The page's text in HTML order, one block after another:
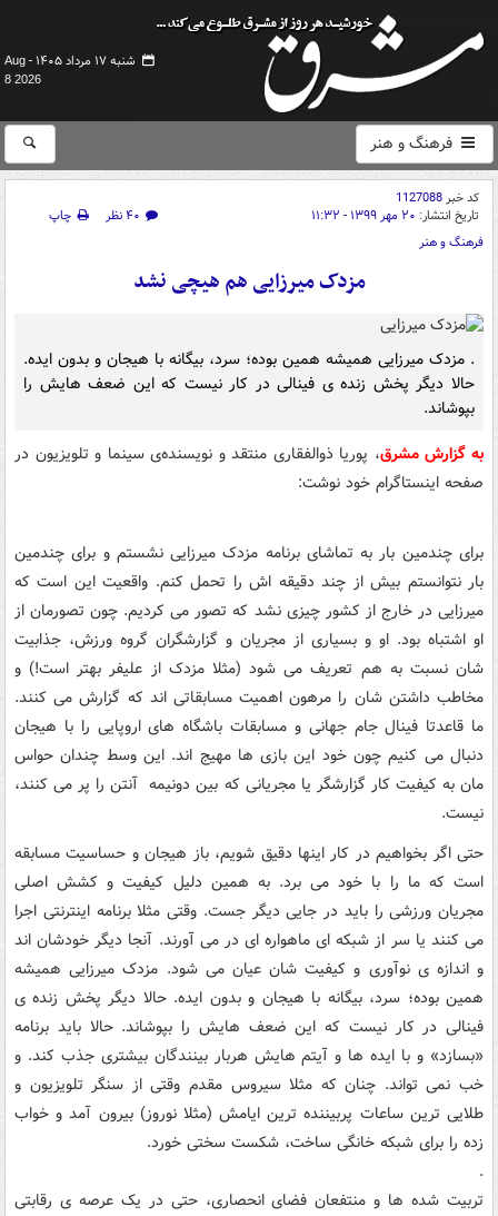
شنبه ۱۷ مرداد ۱۴۰۵ -
Aug
8 2026
فرهنگ و هنر
کد خبر1127088
تاریخ انتشار: ۲۰ مهر ۱۳۹۹ - ۱۱:۳۲ ۴۰ نظر
چاپ
فرهنگ و هنر
مزدک میرزایی هم هیچی نشد
. مزدک میرزایی همیشه همین بوده؛ سرد، بیگانه با هیجان و بدون ایده.
حالا دیگر پخش زنده ی فینالی در کار نیست که این ضعف هایش را
بپوشاند.
به گزارش مشرق، پوریا ذوالفقاری منتقد و نویسنده‌ی سینما و تلویزیون در
صفحه اینستاگرام خود نوشت:
برای چندمین بار به تماشای برنامه مزدک میرزایی نشستم و برای چندمین
بار نتوانستم بیش از چند دقیقه اش را تحمل کنم. واقعیت این است که
میرزایی در خارج از کشور چیزی نشد که تصور می کردیم. چون تصورمان از
او اشتباه بود. او و بسیاری از مجریان و گزارشگران گروه ورزش، جذابیت
شان نسبت به هم تعریف می شود (مثلا مزدک از علیفر بهتر است!) و
مخاطب داشتن شان را مرهون اهمیت مسابقاتی اند که گزارش می کنند.
ما قاعدتا فینال جام جهانی و مسابقات باشگاه های اروپایی را با هیجان
دنبال می کنیم چون خود این بازی ها مهیج اند. این وسط چندان حواس
مان به کیفیت کار گزارشگر یا مجریانی که بین دونیمه آنتن را پر می کنند،
نیست.
حتی اگر بخواهیم در کار اینها دقیق شویم، باز هیجان و حساسیت مسابقه
است که ما را با خود می برد. به همین دلیل کیفیت و کشش اصلی
مجریان ورزشی را باید در جایی دیگر جست. وقتی مثلا برنامه اینترنتی اجرا
می کنند یا سر از شبکه ای ماهواره ای در می آورند. آنجا دیگر خودشان اند
و اندازه ی نوآوری و کیفیت شان عیان می شود. مزدک میرزایی همیشه
همین بوده؛ سرد، بیگانه با هیجان و بدون ایده. حالا دیگر پخش زنده ی
فینالی در کار نیست که این ضعف هایش را بپوشاند. حالا باید برنامه
«بسازد» و با ایده ها و آیتم هایش هربار بینندگان بیشتری جذب کند. و
خب نمی تواند. چنان که مثلا سیروس مقدم وقتی از سنگر تلویزیون و
طلایی ترین ساعات پربیننده ترین ایامش (مثلا نوروز) بیرون آمد و خواب
زده را برای شبکه خانگی ساخت، شکست سختی خورد.
.
تربیت شده ها و منتفعان فضای انحصاری، حتی در یک عرصه ی رقابتی